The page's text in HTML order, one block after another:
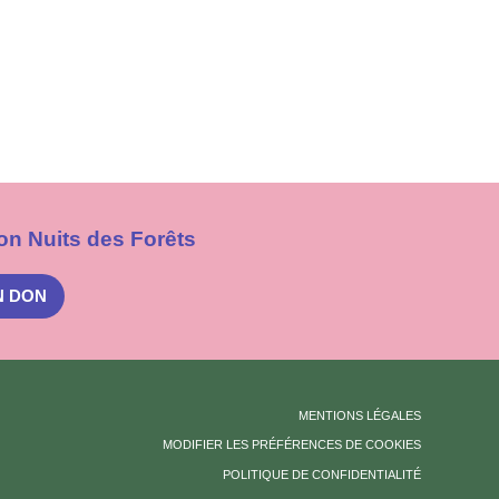
Nuits des Forêts
DON
MENTIONS LÉGALES
MODIFIER LES PRÉFÉRENCES DE COOKIES
POLITIQUE DE CONFIDENTIALITÉ